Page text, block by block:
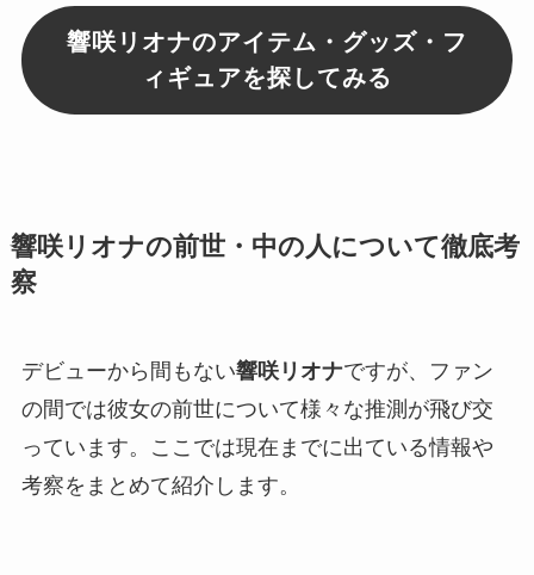
響咲リオナのアイテム・グッズ・フ
ィギュアを探してみる
響咲リオナの前世・中の人について徹底考
察
デビューから間もない響咲リオナですが、ファン
の間では彼女の前世について様々な推測が飛び交
っています。ここでは現在までに出ている情報や
考察をまとめて紹介します。